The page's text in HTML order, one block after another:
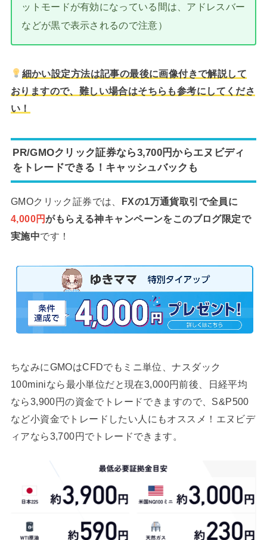
ットモードが有効になっている間は、アドレスバー
などが黒で表示されるので注意）
細かい設定方法は記事の最後に画像付きで解説して
おりますので、難しい場合はそちらも参考にしてくださ
い！
PR/GMOクリック証券なら3,700円からエヌビディ
をトレードできる！キャッシュバックも
GMOクリック証券では、 FXの1万通貨取引で全員に
4,000円がもらえる神キャンペーンをこのブログ限定で
実施中です！
ちなみにGMOはCFDでもミニ単位、ナスダック
100miniなら最小単位だと現在3,000円前後、日経平均
なら3,900円の資金でトレードできますので、S&P500
など小資金でトレードしたい人にもオススメ！エヌビデ
ィアなら3,700円でトレードできます。